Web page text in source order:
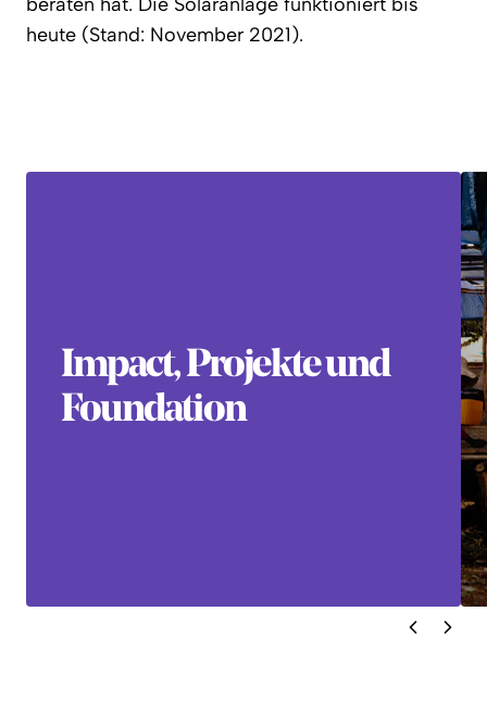
heute (Stand: November 2021).
Impact, Projekte und
Foundation